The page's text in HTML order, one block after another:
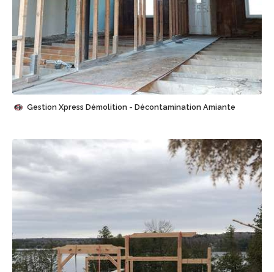
Sauvegarder
Gestion Xpress Démolition - Décontamination Amiante